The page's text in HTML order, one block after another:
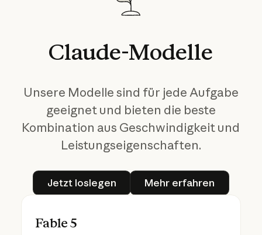
Claude-Modelle
Unsere Modelle sind für jede Aufgabe
geeignet und bieten die beste
Kombination aus Geschwindigkeit und
Leistungseigenschaften.
Jetzt loslegen
Jetzt loslegen
Mehr erfahren
Mehr erfahren
Fable 5